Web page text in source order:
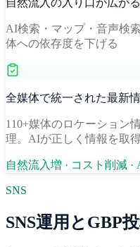
自然流入の入り口が広がる
AI検索・マップ・音声検
体への依存度を下げる
全媒体で統一された最新
110+媒体のロケーション
理。AIが正しく情報を取
自然流入増 · コスト削減
SNS
SNS運用とGBP投